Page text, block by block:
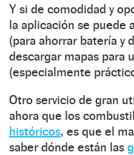
Y si de comodidad y
la aplicación se puede
(para ahorrar batería y
descargar mapas para
(especialmente
Otro servicio de gran
ahora que los
históricos, es que el
saber dónde están las